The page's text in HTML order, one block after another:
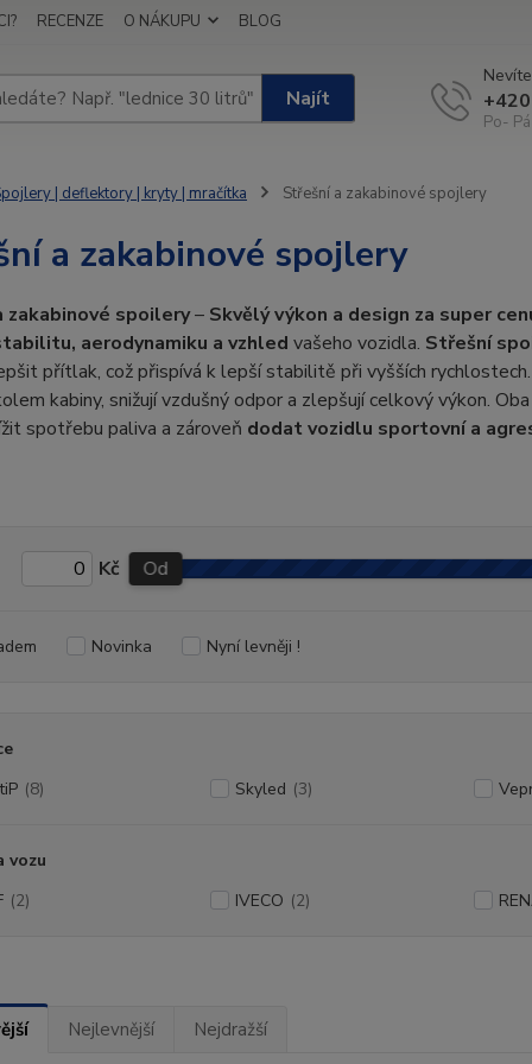
RECENZE O NÁKUPU BLOG
Najít
Po-
| deflektory | kryty | mračítka Střešní a zakabinové spojlery
a zakabinové spojlery
zakabinové spoilery– Skvělý výkon a design za super
aerodynamiku a vzhled vašeho vozidla. Střešní
přítlak, což přispívá k lepší stabilitě při vyšších rychlostech.
kabiny, snižují vzdušný odpor a zlepšují celkový výkon.
spotřebu paliva a zároveň dodat vozidlu sportovní a
Kč Od
Novinka Nyní levněji !
(8) Skyled (3)
vozu
(2) IVECO (2)
Nejlevnější Nejdražší